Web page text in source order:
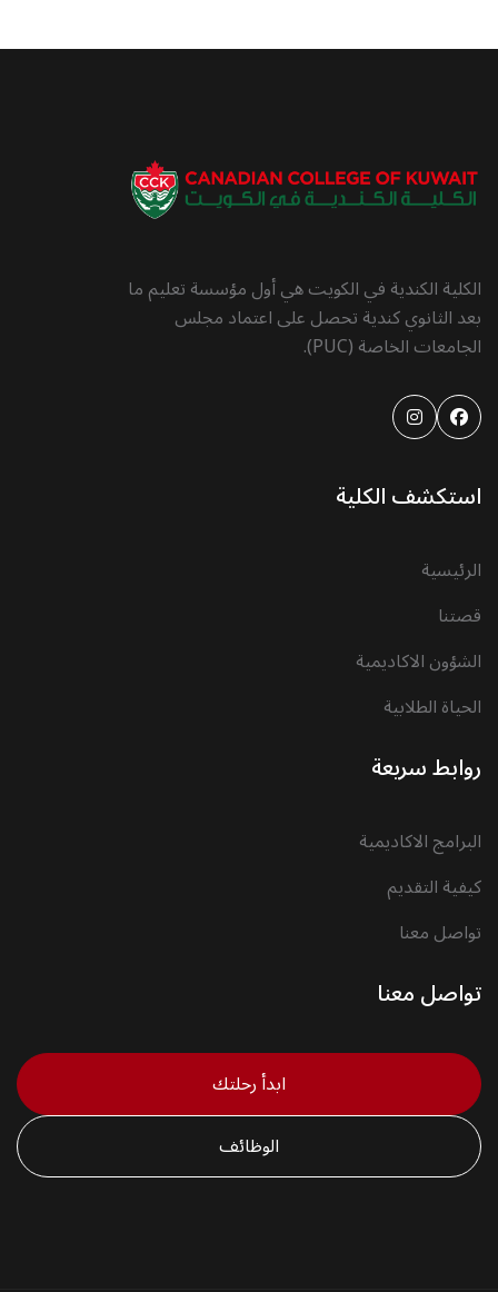
الكلية الكندية في الكويت هي أول مؤسسة تعليم ما
بعد الثانوي كندية تحصل على اعتماد مجلس
الجامعات الخاصة (PUC).
استكشف الكلية
الرئيسية
قصتنا
الشؤون الاكاديمية
الحياة الطلابية
روابط سريعة
البرامج الاكاديمية
كيفية التقديم
تواصل معنا
تواصل معنا
ابدأ رحلتك
الوظائف